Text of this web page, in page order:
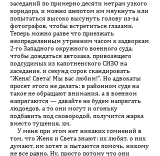
заседаний по примерно десяти метрам узкого
коридора, и можно шепотом им мяукнуть или
попытаться высоко высунуть голову из-за
фотографов, чтобы встретиться глазами.
Теперь можно разве что приезжать
неопределенным утренним часом к задворкам
2-го Западного окружного военного суда,
чтобы дождаться автозака, привозящего
подсудимых из капотненского СИЗО на
заседание, и секунд сорок скандировать
“Женя! Света! Мы вас любим!”. Но адвокаты
просят этого не делать: в районном суде на
такое не обращают внимания, а в военном
напрягаются — давайте не будем напрягать
людоедов, а то они могут и огоньку
подбавить под сковородой, получится жарка
вместо тушения, хм.
У меня при этом нет никаких сомнений в
том, что Женя и Света знают: их любят, о них
думают, им хотят и пытаются помочь, никому
не все равно. Ну, просто потому что они